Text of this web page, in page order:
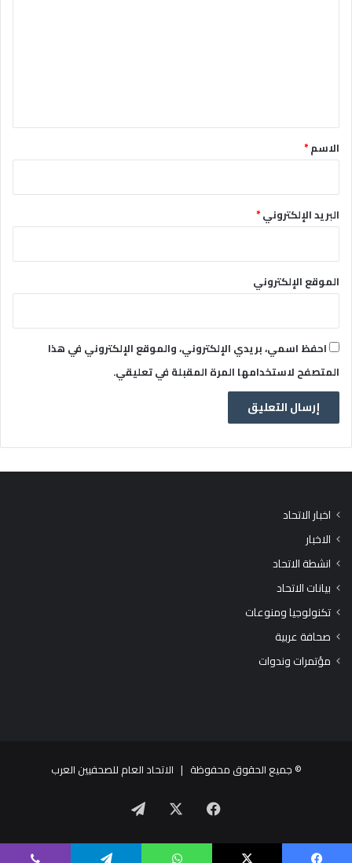
*الاسم*
البريد الإلكتروني*
الموقع الإلكتروني
احفظ اسمي، بريدي الإلكتروني، والموقع الإلكتروني في هذا
المتصفح لاستخدامها المرة المقبلة في تعليقي.
اخبار الاتحاد
الاخبار
انشطة الاتحاد
بيانات الاتحاد
تكنولوجيا ومنوعات
صحافة عربية
مؤتمرات وندوات
© جميع الحقوق محفوظة | الاتحاد العام للصحفيين العرب
فيسبوك تيلقرام